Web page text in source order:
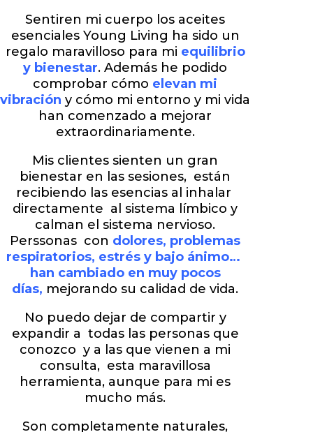
Sentiren mi cuerpo los aceites
esenciales Young Living ha sido un
regalo maravilloso para mi equilibrio
y bienestar. Además he podido
comprobar cómo elevan mi
vibración y cómo mi entorno y mi vida
han comenzado a mejorar
extraordinariamente.
Mis clientes sienten un gran
bienestar en las sesiones, están
recibiendo las esencias al inhalar
directamente al sistema límbico y
calman el sistema nervioso.
Perssonas con dolores, problemas
respiratorios, estrés y bajo ánimo…
han cambiado en muy pocos
días, mejorando su calidad de vida.
No puedo dejar de compartir y
expandir a todas las personas que
conozco y a las que vienen a mi
consulta, esta maravillosa
herramienta, aunque para mi es
mucho más.
Son completamente naturales,